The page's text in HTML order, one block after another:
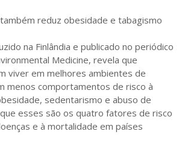
reduz obesidade e tabagismo
na Finlândia e publicado no periódico
Medicine, revela que
viver em melhores ambientes de
menos comportamentos de risco à
sedentarismo e abuso de
esses são os quatro fatores de risco
e à mortalidade em países